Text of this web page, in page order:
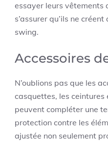
essayer leurs
s’assurer qu’ils ne
swing.
Accessoires
N’oublions pas que les
casquettes, les ceintures
peuvent compléter une
protection contre les
ajustée non seulement